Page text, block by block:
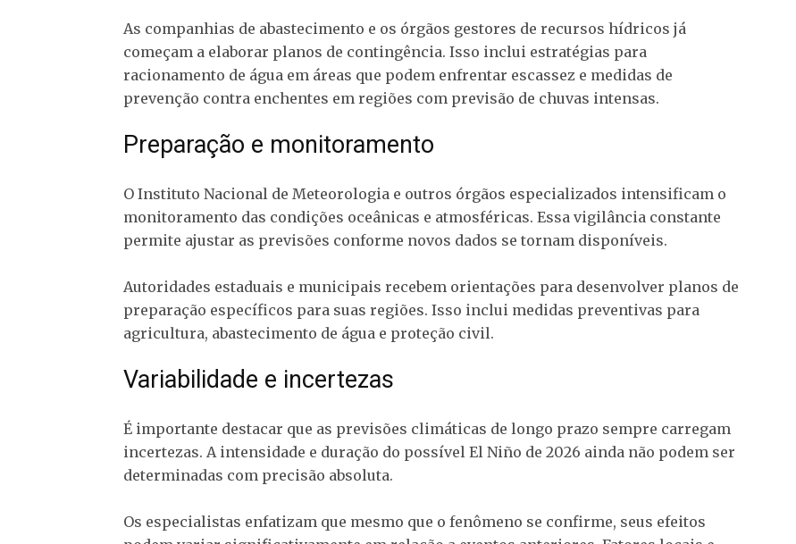
As companhias de abastecimento e os órgãos gestores de recursos hídricos já
começam a elaborar planos de contingência. Isso inclui estratégias para
racionamento de água em áreas que podem enfrentar escassez e medidas de
prevenção contra enchentes em regiões com previsão de chuvas intensas.
Preparação e monitoramento
O Instituto Nacional de Meteorologia e outros órgãos especializados intensificam o
monitoramento das condições oceânicas e atmosféricas. Essa vigilância constante
permite ajustar as previsões conforme novos dados se tornam disponíveis.
Autoridades estaduais e municipais recebem orientações para desenvolver planos de
preparação específicos para suas regiões. Isso inclui medidas preventivas para
agricultura, abastecimento de água e proteção civil.
Variabilidade e incertezas
É importante destacar que as previsões climáticas de longo prazo sempre carregam
incertezas. A intensidade e duração do possível El Niño de 2026 ainda não podem ser
determinadas com precisão absoluta.
Os especialistas enfatizam que mesmo que o fenômeno se confirme, seus efeitos